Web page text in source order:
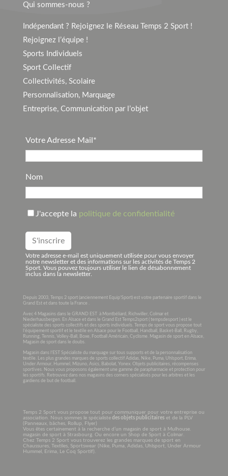
Qui sommes-nous ?
Indépendant ? Rejoignez le Réseau Temps 2 Sport !
Rejoignez l’équipe !
Sports Individuels
Sport Collectif
Collectivités, Scolaire
Personnalisation, Marquage
Entreprise, Communication par l’objet
Votre Adresse Mail*
Nom
J'accepte la politique de confidentialité
Votre adresse e-mail est uniquement utilisée pour vous envoyer
notre newsletter et des informations sur les activités de Temps 2
Sport. Vous pouvez toujours utiliser le lien de désabonnement
inclus dans la newsletter.
Depuis 2003, Temps 2 sport (anciennement Equip’Sport) est votre partenaire sportif dans le
Grand Est et dans toute la France .
Avec 4 Magasins dans le GRAND EST à Montbéliard, Richwiller, Colmar et
Niederhausbergen. En Alsace et dans le Grand Est Temps2sport ( tempsdesport ) est le
spécialiste des sports collectifs et des sports individuels. Temps de sport vous propose tout
l’équipement sportif et le textile en Alsace pour le Football, Handball, Basket-Ball, Rugby,
Running, Tennis, Volley-Ball, Boxe, Football Américain, Cyclisme. Magasin de sport en Alsace,
Magasin de sport dans le doubs.
Magasin dans l’EST Spécialiste du marquage sur tous supports et de la personnalisation
textile. Les plus grandes marques de sports collectif Adidas, Nike, Puma, Uhlsport, Erima,
Under Armour, Hummel, Mizuno, Asics, Babolat, Yonex. Objets publicitaires, récompenses
sportives. Nous vous proposons également une gamme de parapharmacie et protection pour
les sportifs. Retrouvez dans nos magasins des corners spécialisés pour les arbitres et les
gardiens de but de football.
Temps 2 Sport vous propose tout pour communiquer pour votre entreprise ou
association. Nous sommes le spécialistedes objets publicitaireset de la PLV
(Panneaux, bâches, Rollup, Flyer)
Vous êtes certainement à la recherche d’un magasin de sport à Mulhouse.
magasin de sport à Strasbourg. Ou encore un Shop de Sport à Colmar.
Chez Temps 2 Sport vous trouverez les grandes marques de sport en
Chaussures, Textiles, Sportswear (Nike, Puma, Adidas, Uhlsport, Under Armour
Hummel, Erima, Le Coq Sportif).